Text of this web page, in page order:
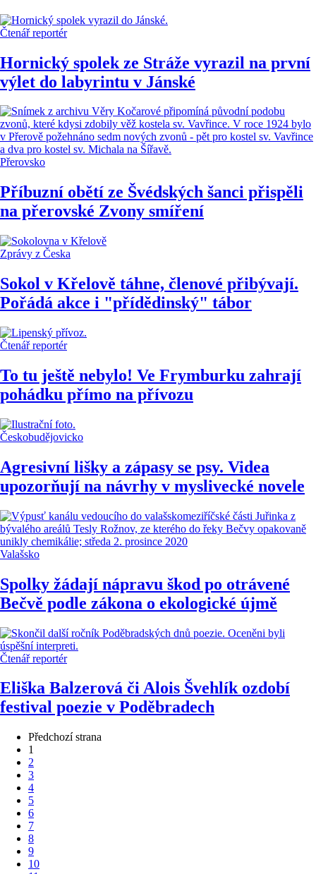
Čtenář reportér
Hornický spolek ze Stráže vyrazil na první
výlet do labyrintu v Jánské
Přerovsko
Příbuzní obětí ze Švédských šanci přispěli
na přerovské Zvony smíření
Zprávy z Česka
Sokol v Křelově táhne, členové přibývají.
Pořádá akce i "přídědinský" tábor
Čtenář reportér
To tu ještě nebylo! Ve Frymburku zahrají
pohádku přímo na přívozu
Českobudějovicko
Agresivní lišky a zápasy se psy. Videa
upozorňují na návrhy v myslivecké novele
Valašsko
Spolky žádají nápravu škod po otrávené
Bečvě podle zákona o ekologické újmě
Čtenář reportér
Eliška Balzerová či Alois Švehlík ozdobí
festival poezie v Poděbradech
Předchozí strana
1
2
3
4
5
6
7
8
9
10